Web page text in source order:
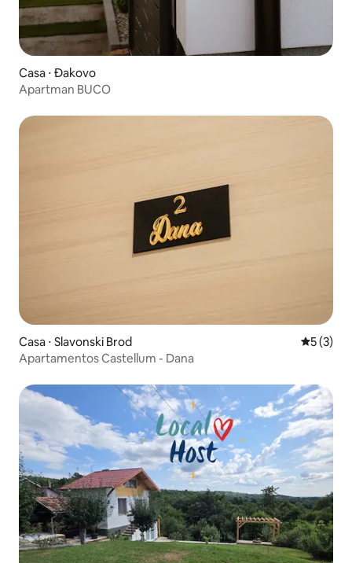
Casa ⋅ Đakovo
Apartman BUCO
Casa ⋅ Slavonski Brod 5 de
5 (3)
Apartamentos Castellum - Dana